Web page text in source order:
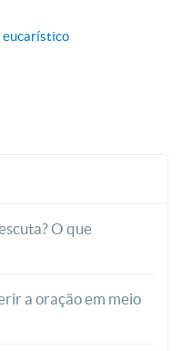
eucarístico
O que
a oração em meio